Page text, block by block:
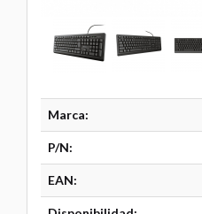
Marca:
P/N:
EAN: